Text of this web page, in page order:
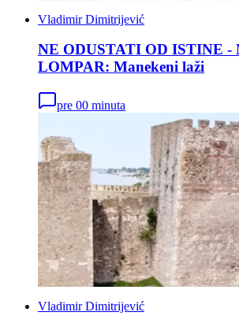
Vladimir Dimitrijević
NE ODUSTATI OD ISTINE -
LOMPAR: Manekeni laži
pre 00 minuta
Vladimir Dimitrijević